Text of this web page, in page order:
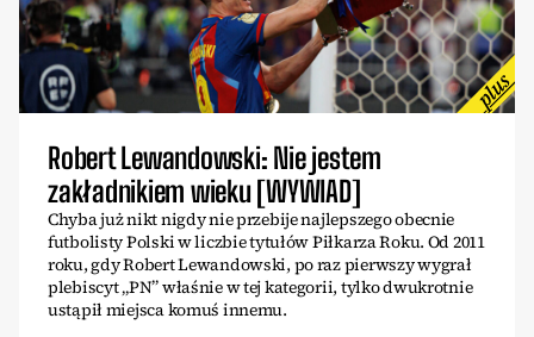
Robert Lewandowski: Nie jestem
zakładnikiem wieku [WYWIAD]
Chyba już nikt nigdy nie przebije najlepszego obecnie
futbolisty Polski w liczbie tytułów Piłkarza Roku. Od 2011
roku, gdy Robert Lewandowski, po raz pierwszy wygrał
plebiscyt „PN” właśnie w tej kategorii, tylko dwukrotnie
ustąpił miejsca komuś innemu.